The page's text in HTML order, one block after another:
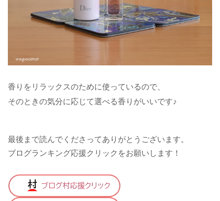
香りをリラックスのために使っているので、
そのときの気分に応じて選べる香りがいいです♪
最後まで読んでくださってありがとうございます。
ブログランキング応援クリックをお願いします！